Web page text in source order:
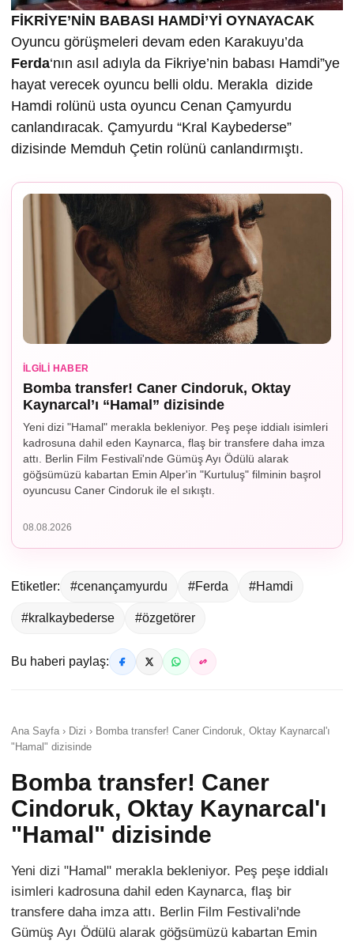
FİKRİYE’NİN BABASI HAMDİ’Yİ OYNAYACAK
Oyuncu görüşmeleri devam eden Karakuyu’da
Ferda‘nın asıl adıyla da Fikriye’nin babası Hamdi”ye
hayat verecek oyuncu belli oldu. Merakla dizide
Hamdi rolünü usta oyuncu Cenan Çamyurdu
canlandıracak. Çamyurdu “Kral Kaybederse”
dizisinde Memduh Çetin rolünü canlandırmıştı.
İLGILI HABER
Bomba transfer! Caner Cindoruk, Oktay
Kaynarcal’ı “Hamal” dizisinde
Yeni dizi "Hamal" merakla bekleniyor. Peş peşe iddialı isimleri
kadrosuna dahil eden Kaynarca, flaş bir transfere daha imza
attı. Berlin Film Festivali'nde Gümüş Ayı Ödülü alarak
göğsümüzü kabartan Emin Alper'in "Kurtuluş" filminin başrol
oyuncusu Caner Cindoruk ile el sıkıştı.
08.08.2026
Etiketler: #cenançamyurdu #Ferda #Hamdi
#kralkaybederse #özgetörer
Bu haberi paylaş:
Ana Sayfa › Dizi › Bomba transfer! Caner Cindoruk, Oktay Kaynarcal'ı
"Hamal" dizisinde
Bomba transfer! Caner
Cindoruk, Oktay Kaynarcal'ı
"Hamal" dizisinde
Yeni dizi "Hamal" merakla bekleniyor. Peş peşe iddialı
isimleri kadrosuna dahil eden Kaynarca, flaş bir
transfere daha imza attı. Berlin Film Festivali'nde
Gümüş Ayı Ödülü alarak göğsümüzü kabartan Emin